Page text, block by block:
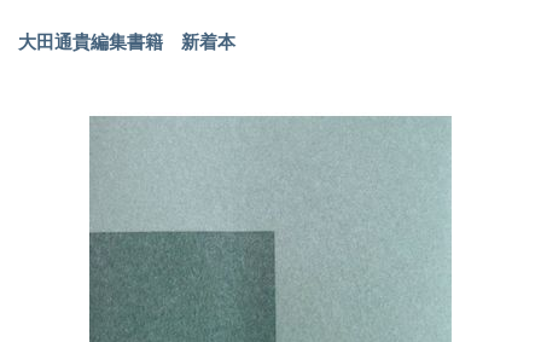
大田通貴編集書籍 新着本